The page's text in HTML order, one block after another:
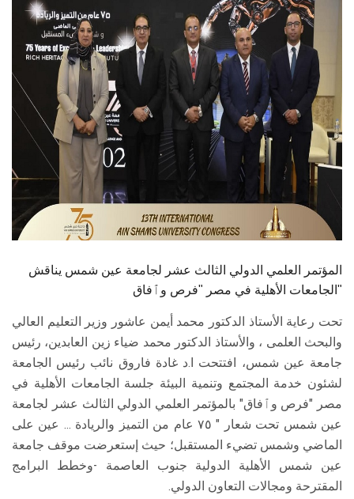
هيئة التدريس
الدراسات العليا
الخريجين
الموظفون
الزائـرون
المؤتمر العلمي الدولي الثالث عشر لجامعة عين شمس يناقش
الجامعات الأهلية في مصر "فرص وٱفاق"
تحت رعاية الأستاذ الدكتور محمد أيمن عاشور وزير التعليم العالي
والبحث العلمى ، والأستاذ الدكتور محمد ضياء زين العابدين، رئيس
جامعة عين شمس، افتتحت ا.د غادة فاروق نائب رئيس الجامعة
لشئون خدمة المجتمع وتنمية البيئة جلسة الجامعات الأهلية في
مصر "فرص وٱفاق" بالمؤتمر العلمي الدولي الثالث عشر لجامعة
عين شمس تحت شعار " ٧٥ عام من التميز والريادة ... عين على
الماضي وشمس تضيء المستقبل؛ حيث إستعرضت موقف جامعة
عين شمس الأهلية الدولية جنوب العاصمة -وخطط البرامج
المقترحة ومجالات التعاون الدولي.